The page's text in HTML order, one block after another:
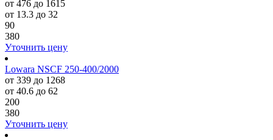
от 476 до 1615
от 13.3 до 32
90
380
Уточнить цену
Lowara NSCF 250-400/2000
от 339 до 1268
от 40.6 до 62
200
380
Уточнить цену